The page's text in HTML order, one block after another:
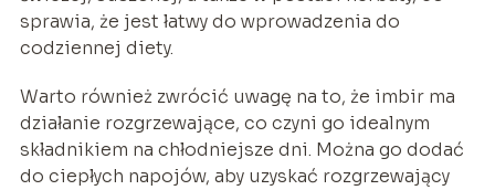
sprawia, że jest łatwy do wprowadzenia do
codziennej diety.
Warto również zwrócić uwagę na to, że imbir ma
działanie rozgrzewające, co czyni go idealnym
składnikiem na chłodniejsze dni. Można go dodać
do ciepłych napojów, aby uzyskać rozgrzewający